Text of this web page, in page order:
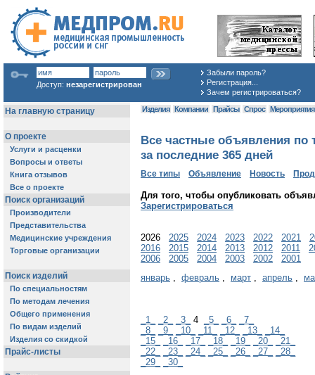
Доступ: незарегистрирован
Забыли пароль?
Регистрация...
Зачем регистрироваться?
Изделия Компании Прайсы Спрос Мероприятия
Все частные объявления
за последние 365 дней
Все типы Объявление Новость
Для того, чтобы опубликовать
Зарегистрироваться
2026 2025 2024 2023 2022 2021
2016
2015 2014 2013 2012 2011
2006
2005 2004 2003 2002
2001
январь , февраль , март , апрель ,
_1_ _2_ _3_ 4 _5_ _6_
_7_
_8_
_9_ _10_ _11_ _12_ _13_
_14_
_15_
_16_ _17_ _18_ _19_ _20_
_21_
_22_
_23_ _24_ _25_ _26_ _27_
_28_
_29_
_30_